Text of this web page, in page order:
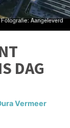
DAG
Vermeer